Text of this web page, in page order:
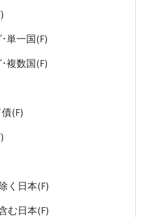
単一国(F)
複数国(F)
(F)
く日本(F)
む日本(F)